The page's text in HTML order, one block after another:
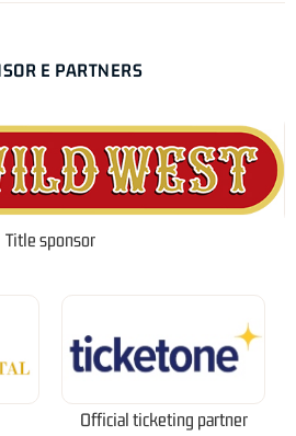
E PARTNERS
Title sponsor
Official ticketing partner